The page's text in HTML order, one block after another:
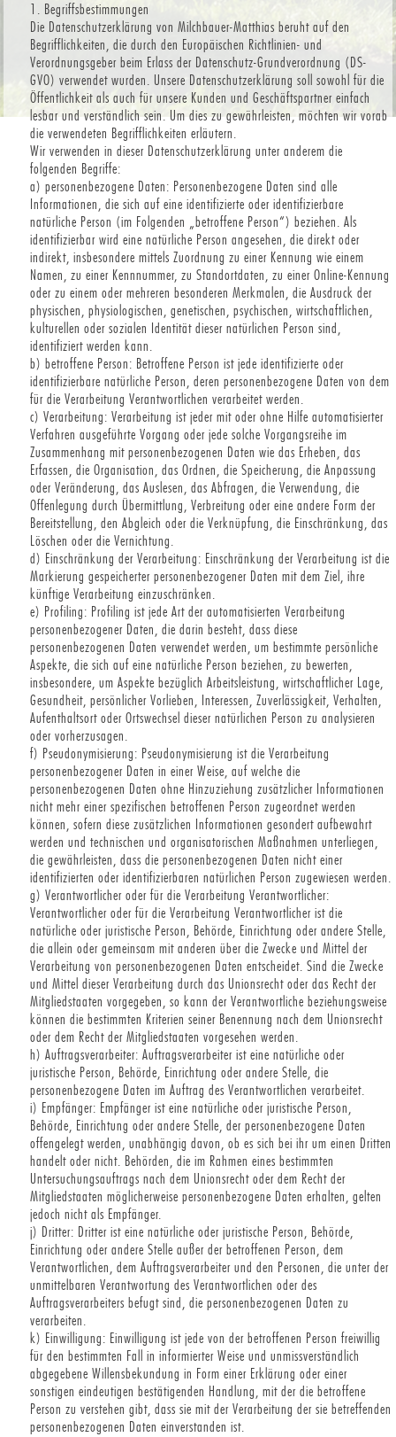
1. Begriffsbestimmungen
Die Datenschutzerklärung von Milchbauer-Matthias beruht auf den
Begrifflichkeiten, die durch den Europäischen Richtlinien- und
Verordnungsgeber beim Erlass der Datenschutz-Grundverordnung (DS-
GVO) verwendet wurden. Unsere Datenschutzerklärung soll sowohl für die
Öffentlichkeit als auch für unsere Kunden und Geschäftspartner einfach
lesbar und verständlich sein. Um dies zu gewährleisten, möchten wir vorab
die verwendeten Begrifflichkeiten erläutern.
Wir verwenden in dieser Datenschutzerklärung unter anderem die
folgenden Begriffe:
a) personenbezogene Daten: Personenbezogene Daten sind alle
Informationen, die sich auf eine identifizierte oder identifizierbare
natürliche Person (im Folgenden „betroffene Person“) beziehen. Als
identifizierbar wird eine natürliche Person angesehen, die direkt oder
indirekt, insbesondere mittels Zuordnung zu einer Kennung wie einem
Namen, zu einer Kennnummer, zu Standortdaten, zu einer Online-Kennung
oder zu einem oder mehreren besonderen Merkmalen, die Ausdruck der
physischen, physiologischen, genetischen, psychischen, wirtschaftlichen,
kulturellen oder sozialen Identität dieser natürlichen Person sind,
identifiziert werden kann.
b) betroffene Person: Betroffene Person ist jede identifizierte oder
identifizierbare natürliche Person, deren personenbezogene Daten von dem
für die Verarbeitung Verantwortlichen verarbeitet werden.
c) Verarbeitung: Verarbeitung ist jeder mit oder ohne Hilfe automatisierter
Verfahren ausgeführte Vorgang oder jede solche Vorgangsreihe im
Zusammenhang mit personenbezogenen Daten wie das Erheben, das
Erfassen, die Organisation, das Ordnen, die Speicherung, die Anpassung
oder Veränderung, das Auslesen, das Abfragen, die Verwendung, die
Offenlegung durch Übermittlung, Verbreitung oder eine andere Form der
Bereitstellung, den Abgleich oder die Verknüpfung, die Einschränkung, das
Löschen oder die Vernichtung.
d) Einschränkung der Verarbeitung: Einschränkung der Verarbeitung ist die
Markierung gespeicherter personenbezogener Daten mit dem Ziel, ihre
künftige Verarbeitung einzuschränken.
e) Profiling: Profiling ist jede Art der automatisierten Verarbeitung
personenbezogener Daten, die darin besteht, dass diese
personenbezogenen Daten verwendet werden, um bestimmte persönliche
Aspekte, die sich auf eine natürliche Person beziehen, zu bewerten,
insbesondere, um Aspekte bezüglich Arbeitsleistung, wirtschaftlicher Lage,
Gesundheit, persönlicher Vorlieben, Interessen, Zuverlässigkeit, Verhalten,
Aufenthaltsort oder Ortswechsel dieser natürlichen Person zu analysieren
oder vorherzusagen.
f) Pseudonymisierung: Pseudonymisierung ist die Verarbeitung
personenbezogener Daten in einer Weise, auf welche die
personenbezogenen Daten ohne Hinzuziehung zusätzlicher Informationen
nicht mehr einer spezifischen betroffenen Person zugeordnet werden
können, sofern diese zusätzlichen Informationen gesondert aufbewahrt
werden und technischen und organisatorischen Maßnahmen unterliegen,
die gewährleisten, dass die personenbezogenen Daten nicht einer
identifizierten oder identifizierbaren natürlichen Person zugewiesen werden.
g) Verantwortlicher oder für die Verarbeitung Verantwortlicher:
Verantwortlicher oder für die Verarbeitung Verantwortlicher ist die
natürliche oder juristische Person, Behörde, Einrichtung oder andere Stelle,
die allein oder gemeinsam mit anderen über die Zwecke und Mittel der
Verarbeitung von personenbezogenen Daten entscheidet. Sind die Zwecke
und Mittel dieser Verarbeitung durch das Unionsrecht oder das Recht der
Mitgliedstaaten vorgegeben, so kann der Verantwortliche beziehungsweise
können die bestimmten Kriterien seiner Benennung nach dem Unionsrecht
oder dem Recht der Mitgliedstaaten vorgesehen werden.
h) Auftragsverarbeiter: Auftragsverarbeiter ist eine natürliche oder
juristische Person, Behörde, Einrichtung oder andere Stelle, die
personenbezogene Daten im Auftrag des Verantwortlichen verarbeitet.
i) Empfänger: Empfänger ist eine natürliche oder juristische Person,
Behörde, Einrichtung oder andere Stelle, der personenbezogene Daten
offengelegt werden, unabhängig davon, ob es sich bei ihr um einen Dritten
handelt oder nicht. Behörden, die im Rahmen eines bestimmten
Untersuchungsauftrags nach dem Unionsrecht oder dem Recht der
Mitgliedstaaten möglicherweise personenbezogene Daten erhalten, gelten
jedoch nicht als Empfänger.
j) Dritter: Dritter ist eine natürliche oder juristische Person, Behörde,
Einrichtung oder andere Stelle außer der betroffenen Person, dem
Verantwortlichen, dem Auftragsverarbeiter und den Personen, die unter der
unmittelbaren Verantwortung des Verantwortlichen oder des
Auftragsverarbeiters befugt sind, die personenbezogenen Daten zu
verarbeiten.
k) Einwilligung: Einwilligung ist jede von der betroffenen Person freiwillig
für den bestimmten Fall in informierter Weise und unmissverständlich
abgegebene Willensbekundung in Form einer Erklärung oder einer
sonstigen eindeutigen bestätigenden Handlung, mit der die betroffene
Person zu verstehen gibt, dass sie mit der Verarbeitung der sie betreffenden
personenbezogenen Daten einverstanden ist.